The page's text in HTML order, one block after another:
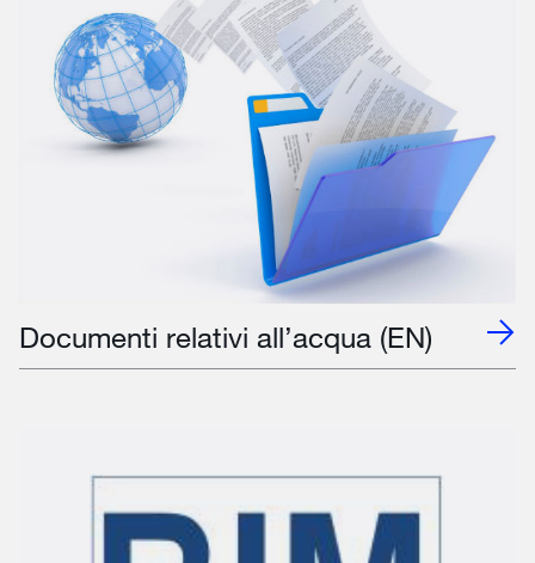
Documenti relativi all’acqua (EN)